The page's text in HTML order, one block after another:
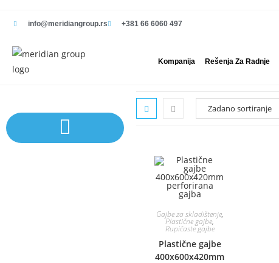
info@meridiangroup.rs +381 66 6060 497
Kompanija Rešenja Za Radnje
Gajbe za skladištenje,
Plastične gajbe,
Rupičaste gajbe
Plastične gajbe
400x600x420mm